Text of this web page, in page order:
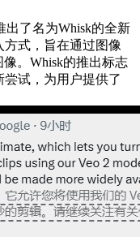
出了名为Whisk的全新
式，旨在通过图像
。Whisk的推出标志
试，为用户提供了